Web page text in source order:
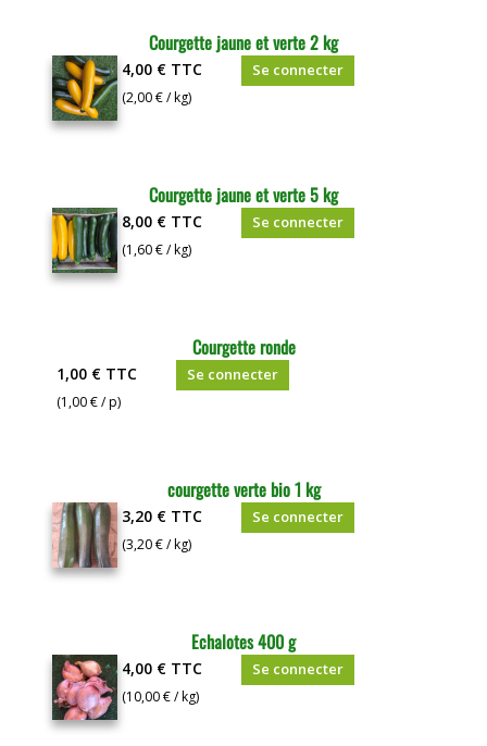
Courgette jaune et verte 2 kg
4,00 € TTC
(2,00 € / kg)
Se connecter
Courgette jaune et verte 5 kg
8,00 € TTC
(1,60 € / kg)
Se connecter
Courgette ronde
1,00 € TTC
(1,00 € / p)
Se connecter
courgette verte bio 1 kg
3,20 € TTC
(3,20 € / kg)
Se connecter
Echalotes 400 g
4,00 € TTC
(10,00 € / kg)
Se connecter